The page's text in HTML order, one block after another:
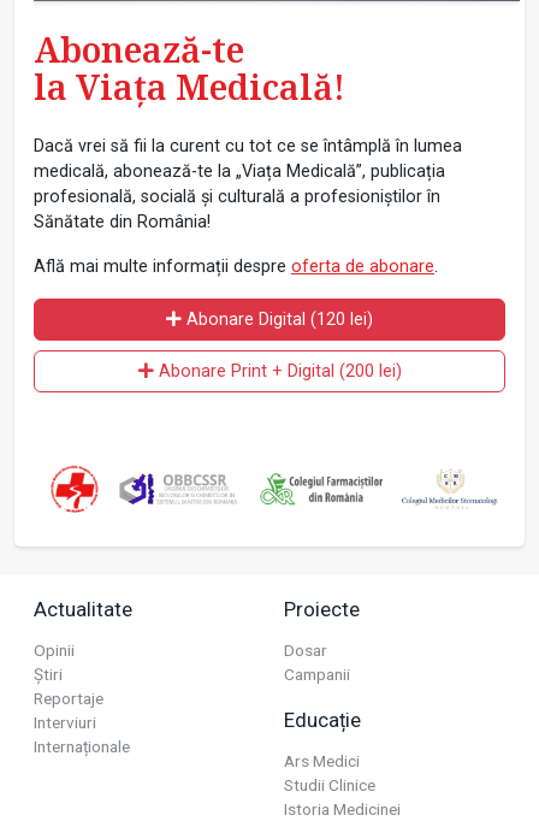
Abonează-te
la Viața Medicală!
Dacă vrei să fii la curent cu tot ce se întâmplă în lumea
medicală, abonează-te la „Viața Medicală”, publicația
profesională, socială și culturală a profesioniștilor în
Sănătate din România!
Află mai multe informații despre oferta de abonare.
Abonare Digital (120 lei)
Abonare Print + Digital (200 lei)
Actualitate
Opinii
Știri
Reportaje
Interviuri
Internaționale
Proiecte
Dosar
Campanii
Educație
Ars Medici
Studii Clinice
Istoria Medicinei